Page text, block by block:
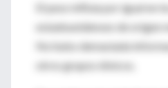
El peso influía por igual en
estadounidenses de origen
No hubo demasiada
otros grupos étnicos.